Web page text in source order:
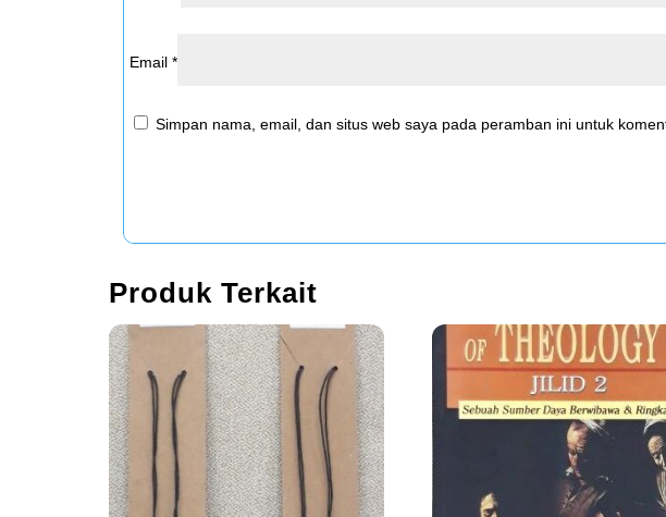
Email *
Simpan nama, email, dan situs web saya pada peramban ini untuk
Produk Terkait